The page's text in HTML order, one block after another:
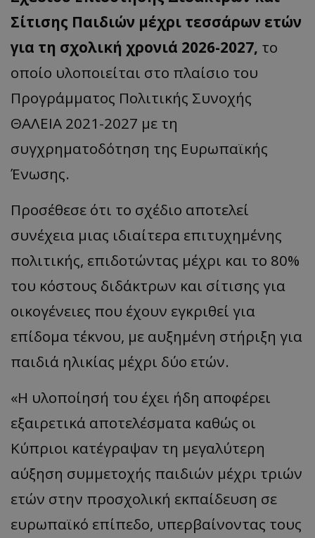
Σίτισης Παιδιών μέχρι τεσσάρων ετών
για τη σχολική χρονιά 2026-2027, το
οποίο υλοποιείται στο πλαίσιο του
Προγράμματος Πολιτικής Συνοχής
ΘΑΛΕΙΑ 2021-2027 με τη
συγχρηματοδότηση της Ευρωπαϊκής
Ένωσης.
Προσέθεσε ότι το σχέδιο αποτελεί
συνέχεια μιας ιδιαίτερα επιτυχημένης
πολιτικής, επιδοτώντας μέχρι και το 80%
του κόστους διδάκτρων και σίτισης για
οικογένειες που έχουν εγκριθεί για
επίδομα τέκνου, με αυξημένη στήριξη για
παιδιά ηλικίας μέχρι δύο ετών.
«Η υλοποίησή του έχει ήδη αποφέρει
εξαιρετικά αποτελέσματα καθώς οι
Κύπριοι κατέγραψαν τη μεγαλύτερη
αύξηση συμμετοχής παιδιών μέχρι τριών
ετών στην προσχολική εκπαίδευση σε
ευρωπαϊκό επίπεδο, υπερβαίνοντας τους